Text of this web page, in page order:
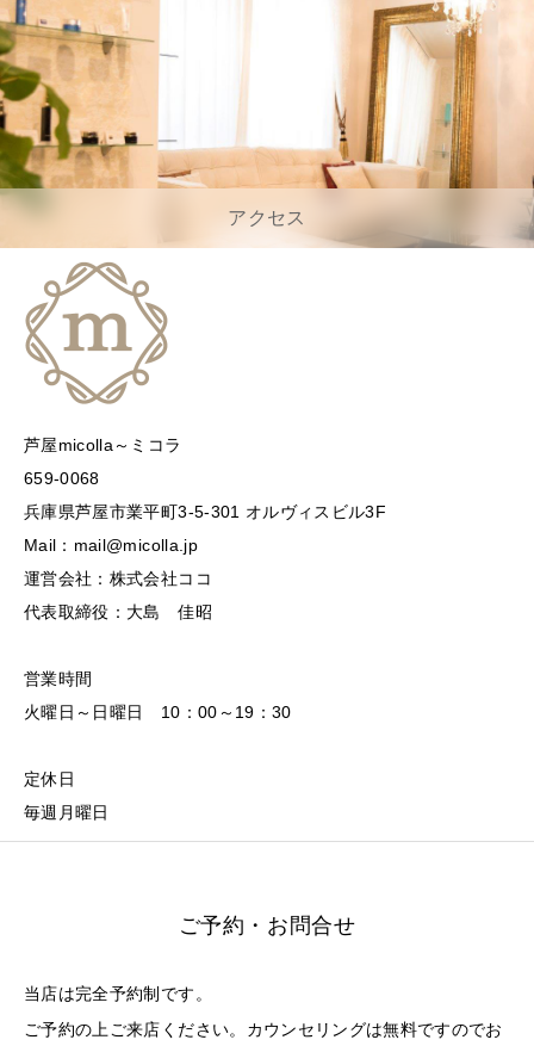
アクセス
芦屋micolla～ミコラ
659-0068
兵庫県芦屋市業平町3-5-301 オルヴィスビル3F
Mail：mail@micolla.jp
運営会社：株式会社ココ
代表取締役：大島 佳昭
営業時間
火曜日～日曜日 10：00～19：30
定休日
毎週月曜日
ご予約・お問合せ
当店は完全予約制です。
ご予約の上ご来店ください。カウンセリングは無料ですのでお